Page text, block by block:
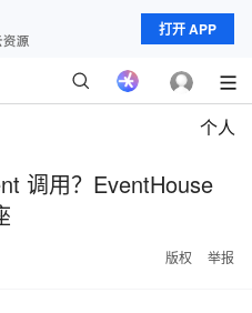
打开 APP
个人
调用？EventHouse
版权 举报